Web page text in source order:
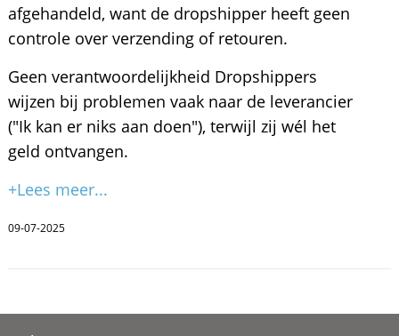
afgehandeld, want de dropshipper heeft geen
controle over verzending of retouren.
Geen verantwoordelijkheid Dropshippers
wijzen bij problemen vaak naar de leverancier
("Ik kan er niks aan doen"), terwijl zij wél het
geld ontvangen.
+Lees meer...
09-07-2025